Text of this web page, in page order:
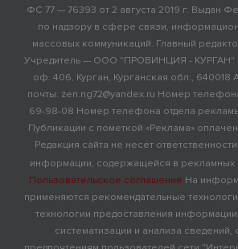
ФС 77 — 76393 от 2 августа 2019 г. Выдан
по надзору в сфере связи,
массовых коммуникаций. Главный
Учредитель — ООО "ПРОВИНЦИЯ - КУРГАН"
оф. 406, Курган, Курганская обл., 640018
почты: zen.ng72@yandex.ru Номер
69-98-08 Номер телефона отдела
Публикации с пометкой «Реклама»
Редакция сайта не несет
информации, содержащейся в рекламных
Пользовательское соглашение На
применяются рекомендательные
технологии предоставления
систематизации и анализа сведений,